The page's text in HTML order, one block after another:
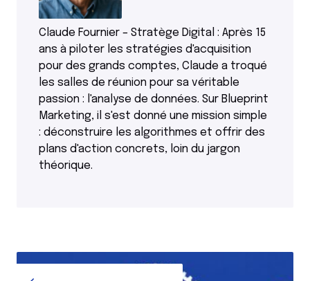
Claude Fournier – Stratège Digital : Après 15
ans à piloter les stratégies d'acquisition
pour des grands comptes, Claude a troqué
les salles de réunion pour sa véritable
passion : l'analyse de données. Sur Blueprint
Marketing, il s'est donné une mission simple
: déconstruire les algorithmes et offrir des
plans d'action concrets, loin du jargon
théorique.